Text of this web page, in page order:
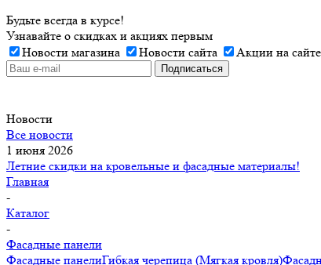
Будьте всегда в курсе!
Узнавайте о скидках и акциях первым
Новости магазина
Новости сайта Акции на сайте
Новости
Все новости
1 июня 2026
Летние скидки на кровельные и фасадные материалы!
Главная
-
Каталог
-
Фасадные панели
Фасадные панелиГибкая черепица (Мягкая кровля)